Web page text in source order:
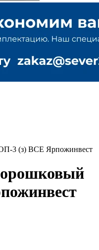
3 (з) ВСЕ Ярпожинвест